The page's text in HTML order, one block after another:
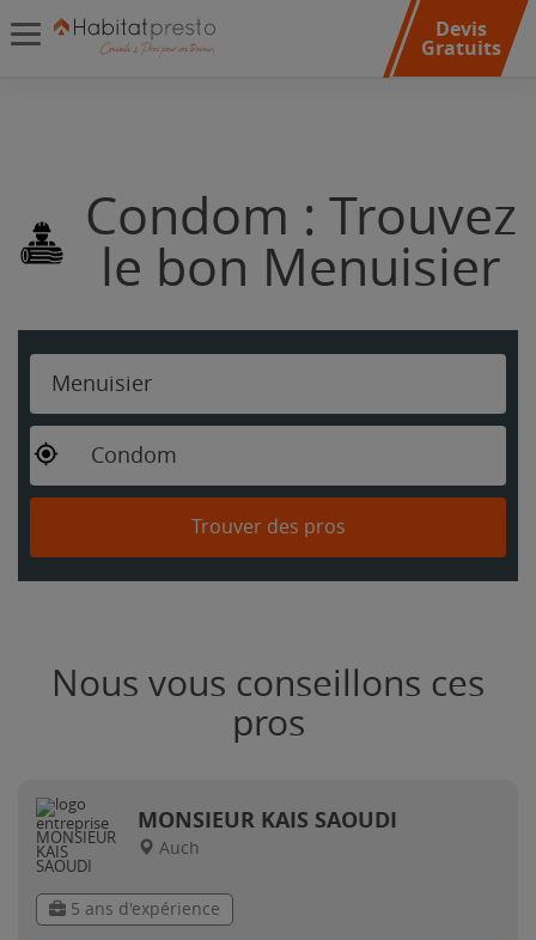
Devis
Gratuits
Condom : Trouvez
le bon Menuisier
Menuisier
Condom
Trouver des pros
Nous vous conseillons ces
pros
MONSIEUR KAIS SAOUDI
Auch
5 ans d'expérience